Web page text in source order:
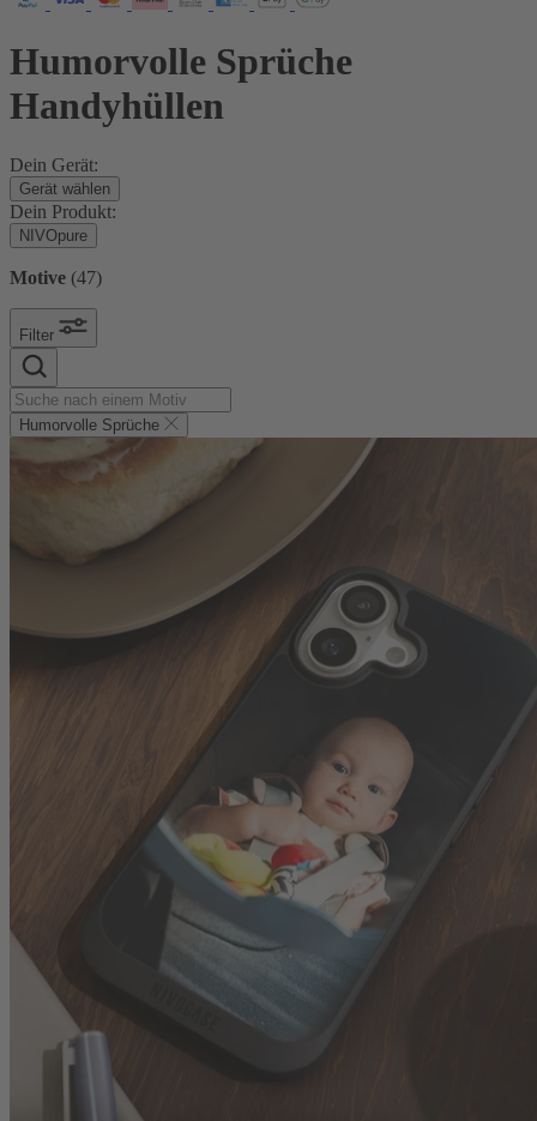
Humorvolle Sprüche
Handyhüllen
Dein Gerät:
Gerät wählen
Dein Produkt:
NIVOpure
Motive (47)
Filter
Humorvolle Sprüche